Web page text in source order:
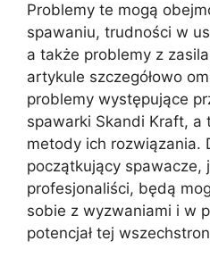
Problemy te mogą
spawaniu, trudności w
a także problemy z
artykule szczegółowo
problemy występujące
spawarki Skandi Kraft, a
metody ich rozwiązania.
początkujący spawacze,
profesjonaliści, będą
sobie z wyzwaniami i w
potencjał tej